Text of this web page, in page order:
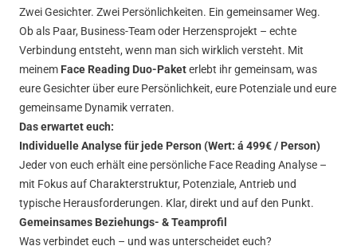
Zwei Gesichter. Zwei Persönlichkeiten. Ein gemeinsamer Weg.
Ob als Paar, Business-Team oder Herzensprojekt – echte
Verbindung entsteht, wenn man sich wirklich versteht. Mit
meinem Face Reading Duo-Paketerlebt ihr gemeinsam, was
eure Gesichter über eure Persönlichkeit, eure Potenziale und eure
gemeinsame Dynamik verraten.
Das erwartet euch:
Individuelle Analyse für jede Person (Wert: á 499€ / Person)
Jeder von euch erhält eine persönliche Face Reading Analyse –
mit Fokus auf Charakterstruktur, Potenziale, Antrieb und
typische Herausforderungen. Klar, direkt und auf den Punkt.
Gemeinsames Beziehungs- & Teamprofil
Was verbindet euch – und was unterscheidet euch?